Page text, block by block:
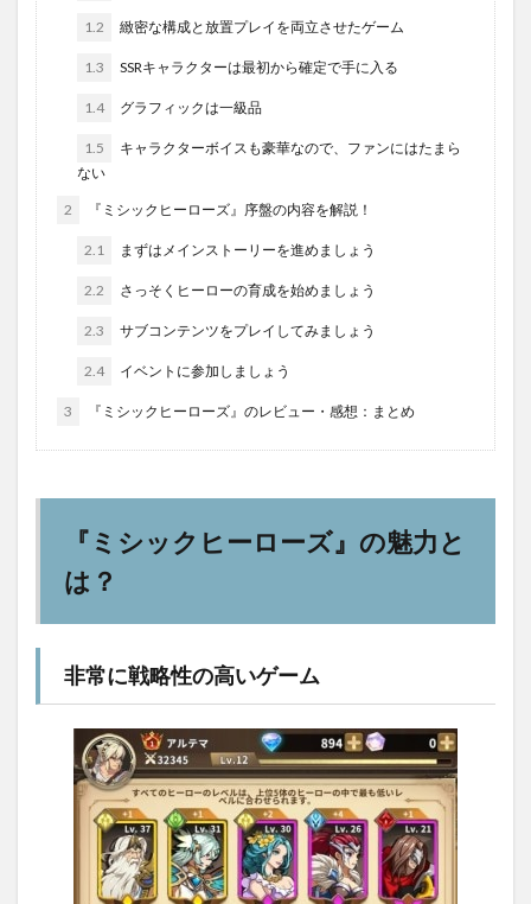
1.2 緻密な構成と放置プレイを両立させたゲーム
1.3 SSRキャラクターは最初から確定で手に入る
1.4 グラフィックは一級品
1.5
キャラクターボイスも豪華なので、ファンにはたまら
ない
2 『ミシックヒーローズ』序盤の内容を解説！
2.1 まずはメインストーリーを進めましょう
2.2 さっそくヒーローの育成を始めましょう
2.3 サブコンテンツをプレイしてみましょう
2.4 イベントに参加しましょう
3 『ミシックヒーローズ』のレビュー・感想：まとめ
『ミシックヒーローズ』の魅力と
は？
非常に戦略性の高いゲーム